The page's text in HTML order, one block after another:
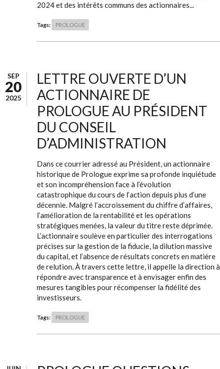
2024 et des intérêts communs des actionnaires...
Tags: PROLOGUE
SEP
20
2025
LETTRE OUVERTE D’UN
ACTIONNAIRE DE
PROLOGUE AU PRÉSIDENT
DU CONSEIL
D’ADMINISTRATION
Dans ce courrier adressé au Président, un actionnaire
historique de Prologue exprime sa profonde inquiétude
et son incompréhension face à l’évolution
catastrophique du cours de l’action depuis plus d’une
décennie. Malgré l’accroissement du chiffre d’affaires,
l’amélioration de la rentabilité et les opérations
stratégiques menées, la valeur du titre reste déprimée.
L’actionnaire soulève en particulier des interrogations
précises sur la gestion de la fiducie, la dilution massive
du capital, et l’absence de résultats concrets en matière
de relution. À travers cette lettre, il appelle la direction à
répondre avec transparence et à envisager enfin des
mesures tangibles pour récompenser la fidélité des
investisseurs.
Tags: PROLOGUE